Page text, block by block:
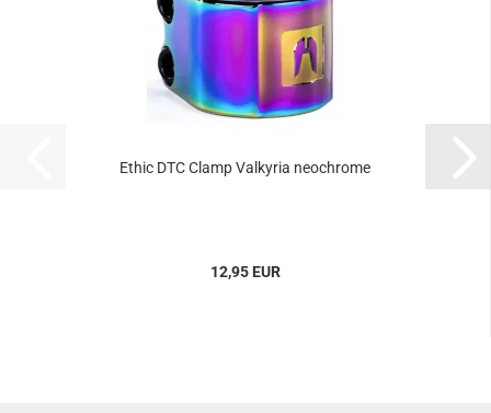
Ethic DTC Clamp Valkyria neochrome
12,95 EUR